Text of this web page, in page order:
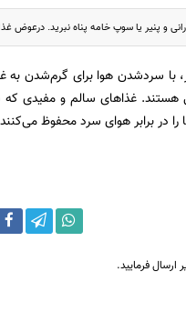
و پنیر یا سوپ خامه پناه نبرید. درعوض
با سردشدن هوا برای گرم‌شدن به
هستند. غذاهای سالم و مفیدی
در برابر هوای سرد محفوظ
ارسال فرمایید.